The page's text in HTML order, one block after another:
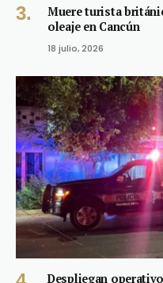
Muere turista
oleaje en Cancún
18 julio, 2026
Despliegan